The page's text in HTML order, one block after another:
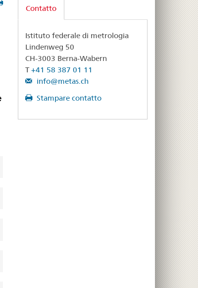
Contatto
Istituto federale di metrologia
Lindenweg 50
CH-3003 Berna-Wabern
T+41 58 387 01 11
info@metas.ch
Stampare contatto